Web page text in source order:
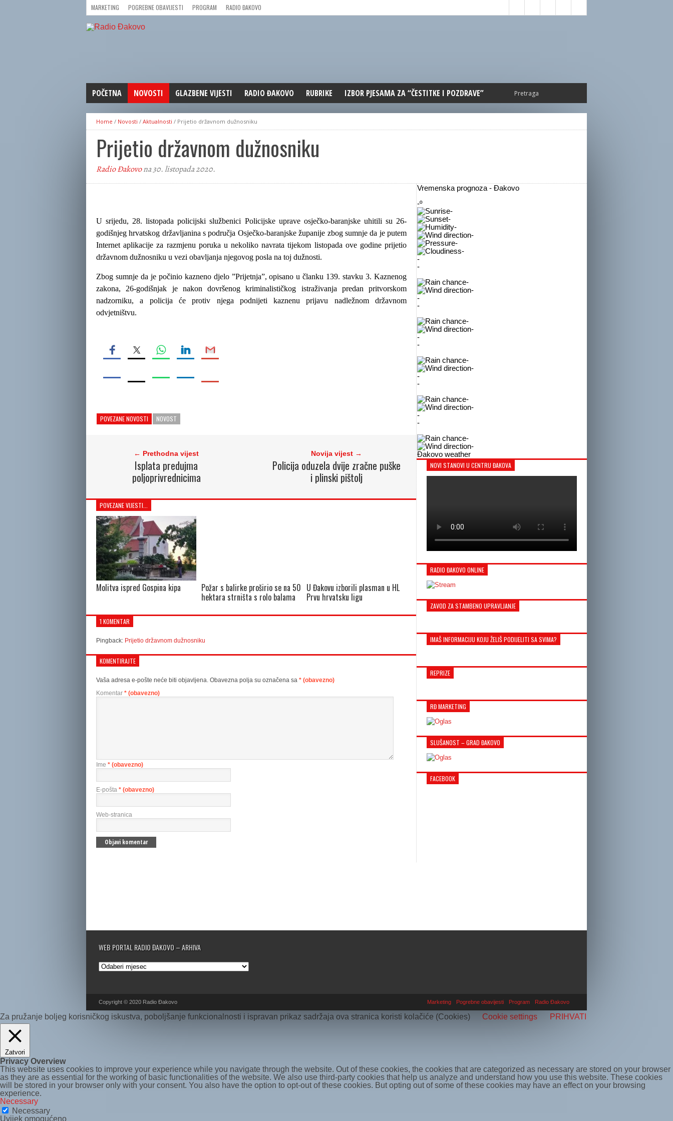
MARKETING POGREBNE OBAVIJESTI PROGRAM RADIO ĐAKOVO
POČETNA NOVOSTI
AKTUALNOSTI
CRNA KRONIKA
POLITIKA
ZANIMLJIVOSTI
GOSPODARSTVO
KULTURA
GLAZBENE VIJESTI RADIO ĐAKOVO
MARKETING
RUBRIKE
REPRIZE EMISIJA
DOBRE VIBRACIJE
ĐAKOVO GRADE
WEB ANKETA
IZBOR PJESAMA ZA “ČESTITKE I POZDRAVE”
Home / Novosti / Aktualnosti / Prijetio državnom dužnosniku
Prijetio državnom dužnosniku
Radio Đakovona 30. listopada 2020.
U srijedu, 28. listopada policijski službenici Policijske uprave osječko-baranjske uhitili su 26-
godišnjeg hrvatskog državljanina s područja Osječko-baranjske županije zbog sumnje da je putem
Internet aplikacije za razmjenu poruka u nekoliko navrata tijekom listopada ove godine prijetio
državnom dužnosniku u vezi obavljanja njegovog posla na toj dužnosti.
Zbog sumnje da je počinio kazneno djelo ”Prijetnja”, opisano u članku 139. stavku 3. Kaznenog
zakona, 26-godišnjak je nakon dovršenog kriminalističkog istraživanja predan pritvorskom
nadzorniku, a policija će protiv njega podnijeti kaznenu prijavu nadležnom državnom
odvjetništvu.
POVEZANE NOVOSTI NOVOST
← Prethodna vijest
Isplata predujma
poljoprivrednicima
Novija vijest →
Policija oduzela dvije zračne puške
i plinski pištolj
POVEZANE VIJESTI...
Molitva ispred Gospina kipa Požar s balirke proširio se na 50
hektara strništa s rolo balama
U Đakovu izborili plasman u HL
Prvu hrvatsku ligu
1 KOMENTAR
Pingback: Prijetio državnom dužnosniku
KOMENTIRAJTE
Vaša adresa e-pošte neće biti objavljena. Obavezna polja su označena sa * (obavezno)
Komentar * (obavezno)
Ime * (obavezno)
E-pošta * (obavezno)
Web-stranica
Vremenska prognoza - Đakovo
-º
-
-
-
-
-
-
-
-
-
-
-
-
-
-
-
-
-
-
-
-
-
-
-
-
-
-
Đakovo weather
NOVI STANOVI U CENTRU ĐAKOVA
RADIO ĐAKOVO ONLINE
ZAVOD ZA STAMBENO UPRAVLJANJE
IMAŠ INFORMACIJU KOJU ŽELIŠ PODIJELITI SA SVIMA?
REPRIZE
RĐ MARKETING
SLUŠANOST – GRAD ĐAKOVO
FACEBOOK
WEB PORTAL RADIO ĐAKOVO – ARHIVA
Web
–
Copyright © 2020 Radio Đakovo Marketing Pogrebne obavijesti Program Radio Đakovo
Za pružanje boljeg korisničkog iskustva, poboljšanje funkcionalnosti i ispravan prikaz sadržaja ova stranica koristi kolačiće (Cookies) Cookie settings PRIHVATI
Zatvori
Privacy Overview
This website uses cookies to improve your experience while you navigate through the website. Out of these cookies, the cookies that are categorized as necessary are stored on your browser
as they are as essential for the working of basic functionalities of the website. We also use third-party cookies that help us analyze and understand how you use this website. These cookies
will be stored in your browser only with your consent. You also have the option to opt-out of these cookies. But opting out of some of these cookies may have an effect on your browsing
experience.
Necessary
Necessary
Uvijek omogućeno